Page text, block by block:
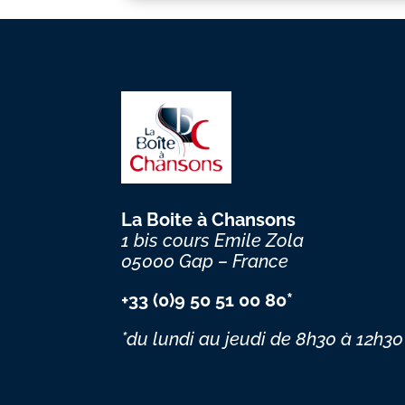
La Boite à Chansons
1 bis cours Emile Zola
05000 Gap – France
+33 (0)9 50 51 00 80*
*du lundi au jeudide 8h30 à 12h30